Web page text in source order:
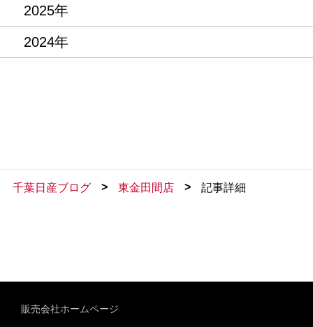
2025年
2024年
千葉日産ブログ > 東金田間店 > 記事詳細
販売会社ホームページ